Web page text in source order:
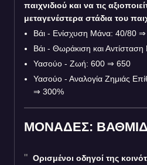
παιχνιδιού και να τις
μεταγενέστερα στάδια του
Βάι - Ενίσχυση Μάνα: 40/80 ⇒
Βάι - Θωράκιση και Αντίσταση
Υασούο - Ζωή: 600 ⇒ 650
Υασούο - Αναλογία Ζημιάς
⇒ 300%
ΜΟΝΑΔΕΣ:
Ορισμένοι οδηγοί της